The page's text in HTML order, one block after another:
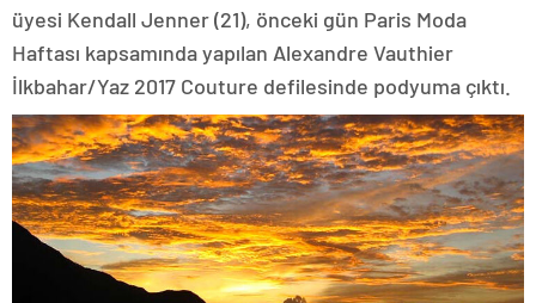
üyesi Kendall Jenner (21), önceki gün Paris Moda
Haftası kapsamında yapılan Alexandre Vauthier
İlkbahar/Yaz 2017 Couture defilesinde podyuma çıktı.